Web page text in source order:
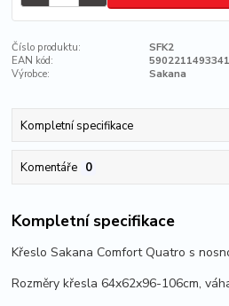
Číslo produktu:
SFK2
EAN kód:
5902211493341
Výrobce:
Sakana
Kompletní specifikace
Komentáře 0
Kompletní specifikace
Křeslo Sakana Comfort Quatro s
Rozměry křesla 64x62x96-106cm,